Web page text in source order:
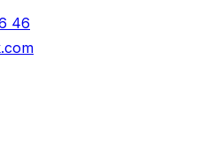
46